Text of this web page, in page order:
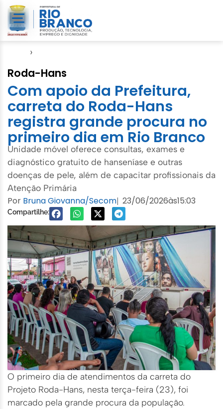
›
Roda-Hans
Com apoio da Prefeitura,
carreta do Roda-Hans
registra grande procura no
primeiro dia em Rio Branco
Unidade móvel oferece consultas, exames e
diagnóstico gratuito de hanseníase e outras
doenças de pele, além de capacitar profissionais da
Atenção Primária
Por Bruna Giovanna/Secom| 23/06/2026às15:03
Compartilhe:
O primeiro dia de atendimentos da carreta do
Projeto Roda-Hans, nesta terça-feira (23), foi
marcado pela grande procura da população.